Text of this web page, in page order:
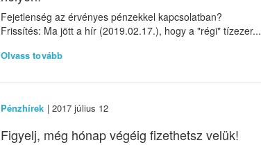
Fejetlenség az érvényes pénzekkel kapcsolatban?
Frissítés: Ma jött a hír (2019.02.17.), hogy a "régi" tízezer...
Olvass tovább
Pénzhírek | 2017 július 12
Figyelj, még hónap végéig fizethetsz velük!